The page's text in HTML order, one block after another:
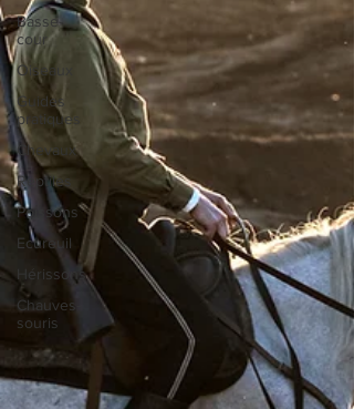
Basse-
cour
Oiseaux
Guides
pratiques
Chevaux
Reptiles
Poissons
Ecureuil
Hérissons
Chauves-
souris